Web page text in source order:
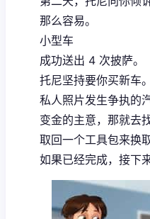
那么容易。
小型车
成功送出 4 次披萨。
托尼坚持要你买新车
私人照片发生争执的
变金的主意，那就去
取回一个工具包来换
如果已经完成，接下